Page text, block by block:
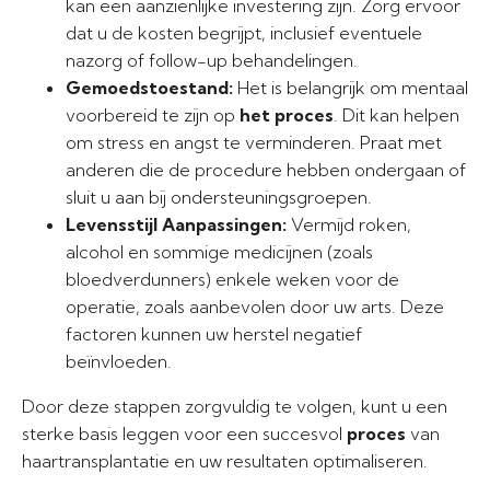
kan een aanzienlijke investering zijn. Zorg ervoor
dat u de kosten begrijpt, inclusief eventuele
nazorg of follow-up behandelingen.
Gemoedstoestand: Het is belangrijk om mentaal
voorbereid te zijn op het proces. Dit kan helpen
om stress en angst te verminderen. Praat met
anderen die de procedure hebben ondergaan of
sluit u aan bij ondersteuningsgroepen.
Levensstijl Aanpassingen: Vermijd roken,
alcohol en sommige medicijnen (zoals
bloedverdunners) enkele weken voor de
operatie, zoals aanbevolen door uw arts. Deze
factoren kunnen uw herstel negatief
beïnvloeden.
Door deze stappen zorgvuldig te volgen, kunt u een
sterke basis leggen voor een succesvol proces van
haartransplantatie en uw resultaten optimaliseren.